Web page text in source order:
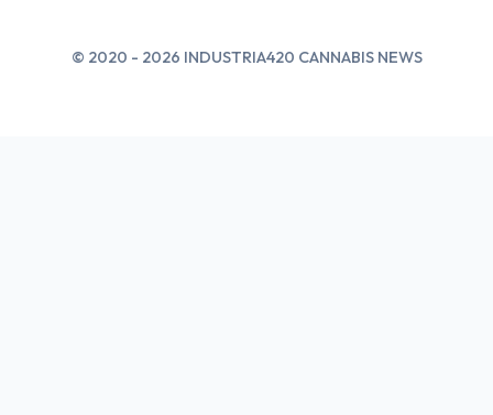
© 2020 - 2026 INDUSTRIA420 CANNABIS NEWS